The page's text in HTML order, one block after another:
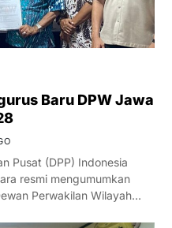
Baru DPW Jawa
Pusat (DPP) Indonesia
resmi mengumumkan
Perwakilan Wilayah…